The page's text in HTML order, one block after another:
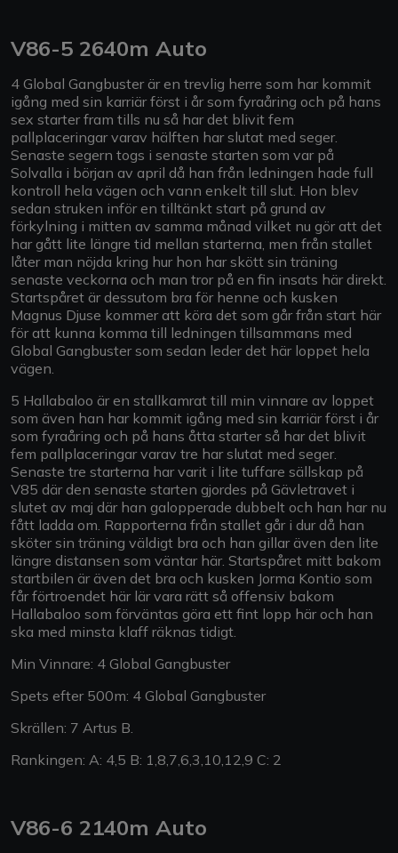
V86-5 2640m Auto
4 Global Gangbuster är en trevlig herre som har kommit
igång med sin karriär först i år som fyraåring och på hans
sex starter fram tills nu så har det blivit fem
pallplaceringar varav hälften har slutat med seger.
Senaste segern togs i senaste starten som var på
Solvalla i början av april då han från ledningen hade full
kontroll hela vägen och vann enkelt till slut. Hon blev
sedan struken inför en tilltänkt start på grund av
förkylning i mitten av samma månad vilket nu gör att det
har gått lite längre tid mellan starterna, men från stallet
låter man nöjda kring hur hon har skött sin träning
senaste veckorna och man tror på en fin insats här direkt.
Startspåret är dessutom bra för henne och kusken
Magnus Djuse kommer att köra det som går från start här
för att kunna komma till ledningen tillsammans med
Global Gangbuster som sedan leder det här loppet hela
vägen.
5 Hallabaloo är en stallkamrat till min vinnare av loppet
som även han har kommit igång med sin karriär först i år
som fyraåring och på hans åtta starter så har det blivit
fem pallplaceringar varav tre har slutat med seger.
Senaste tre starterna har varit i lite tuffare sällskap på
V85 där den senaste starten gjordes på Gävletravet i
slutet av maj där han galopperade dubbelt och han har nu
fått ladda om. Rapporterna från stallet går i dur då han
sköter sin träning väldigt bra och han gillar även den lite
längre distansen som väntar här. Startspåret mitt bakom
startbilen är även det bra och kusken Jorma Kontio som
får förtroendet här lär vara rätt så offensiv bakom
Hallabaloo som förväntas göra ett fint lopp här och han
ska med minsta klaff räknas tidigt.
Min Vinnare: 4 Global Gangbuster
Spets efter 500m: 4 Global Gangbuster
Skrällen: 7 Artus B.
Rankingen: A: 4,5 B: 1,8,7,6,3,10,12,9 C: 2
V86-6 2140m Auto